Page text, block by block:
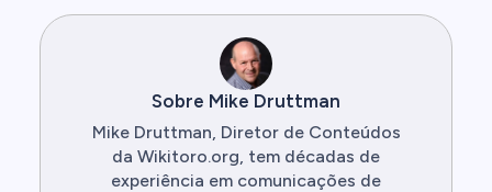
Sobre Mike Druttman
Mike Druttman, Diretor de Conteúdos
da Wikitoro.org, tem décadas de
experiência em comunicações de